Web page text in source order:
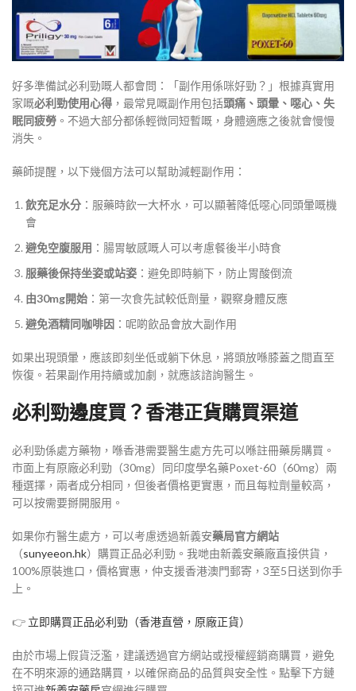
好多準備試必利勁嘅人都會問：「副作用係咪好勁？」根據真實用
家嘅必利勁使用心得 ，最常見嘅副作用包括頭痛、頭暈、噁心、失
眠同疲勞 。不過大部分都係輕微同短暫嘅，身體適應之後就會慢慢
消失 。
藥師提醒，以下幾個方法可以幫助減輕副作用 ：
飲充足水分 ：服藥時飲一大杯水，可以顯著降低噁心同頭暈嘅機
會
避免空腹服用 ：腸胃敏感嘅人可以考慮餐後半小時食
服藥後保持坐姿或站姿 ：避免即時躺下，防止胃酸倒流
由30mg開始 ：第一次食先試較低劑量，觀察身體反應
避免酒精同咖啡因 ：呢啲飲品會放大副作用
如果出現頭暈，應該即刻坐低或躺下休息，將頭放喺膝蓋之間直至
恢復。若果副作用持續或加劇，就應該諮詢醫生 。
必利勁邊度買？香港正貨購買渠道
必利勁係處方藥物，喺香港需要醫生處方先可以喺註冊藥房購買 。
市面上有原廠必利勁（30mg）同印度學名藥Poxet-60（60mg）兩
種選擇，兩者成分相同，但後者價格更實惠，而且每粒劑量較高，
可以按需要掰開服用 。
如果你冇醫生處方，可以考慮透過新義安藥局官方網站
（sunyeeon.hk）購買正品必利勁。我哋由新義安藥廠直接供貨，
100%原裝進口，價格實惠，仲支援香港澳門郵寄，3至5日送到你手
上。
👉 立即購買正品必利勁（香港直營，原廠正貨）
由於市場上假貨泛濫，建議透過官方網站或授權經銷商購買，避免
在不明來源的通路購買，以確保商品的品質與安全性。點擊下方鏈